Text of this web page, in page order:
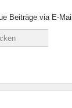
Beiträge via E-Mail.